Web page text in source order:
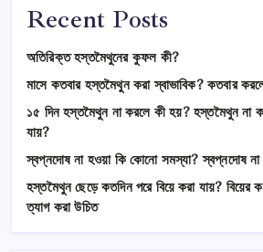
Recent Posts
অতিরিক্ত হস্তমৈথুনের কুফল কী?
মাসে কতবার হস্তমৈথুন করা স্বাভাবিক? কতবার
১৫ দিন হস্তমৈথুন না করলে কী হয়? হস্তমৈথুন না
যায়?
স্বপ্নদোষ না হওয়া কি কোনো সমস্যা? স্বপ্নদোষ না
হস্তমৈথুন ছেড়ে কতদিন পরে বিয়ে করা যায়?
ত্যাগ করা উচিত